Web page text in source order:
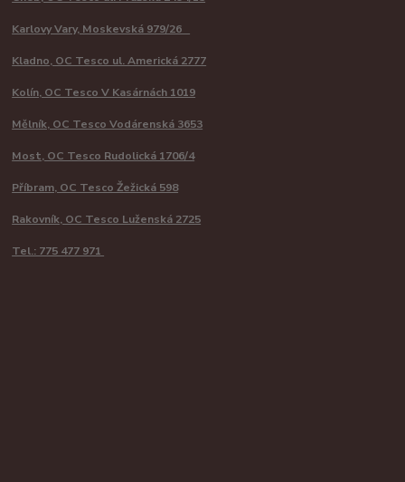
Karlovy Vary, Moskevská 979/26
Kladno, OC Tesco ul. Americká 2777
Kolín, OC Tesco V Kasárnách 1019
Mělník, OC Tesco Vodárenská 3653
Most, OC Tesco Rudolická 1706/4
Příbram, OC Tesco Žežická 598
Rakovník, OC Tesco Luženská 2725
Tel.: 775 477 971